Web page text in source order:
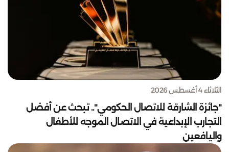
الثلاثاء 4 أغسطس 2026
"جائزة الشارقة للاتصال الحكومي".. تبحث عن أفضل
التجارب الإبداعية في الاتصال الموجه للأطفال
واليافعين